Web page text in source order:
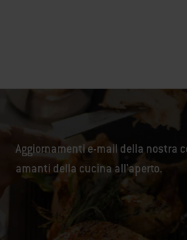
Aggiornamenti e-mail della nostra
amanti della cucina all'aperto.